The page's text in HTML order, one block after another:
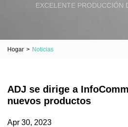
EXCELENTE PRODUCCIÓN
Hogar > Noticias
ADJ se dirige a
nuevos productos
Apr 30, 2023